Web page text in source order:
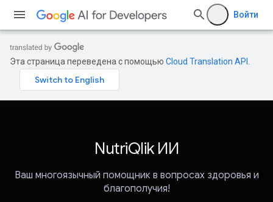
Войти
Эта страница переведена с помощью Cloud Translation API
NutriQlik ИИ
Ваш многоязычный помощник в вопросах здоровья и
благополучия!